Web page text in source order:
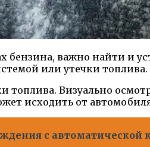
бензина, важно найти и
или утечки топлива.
топлива. Визуально
исходить от
с автоматической